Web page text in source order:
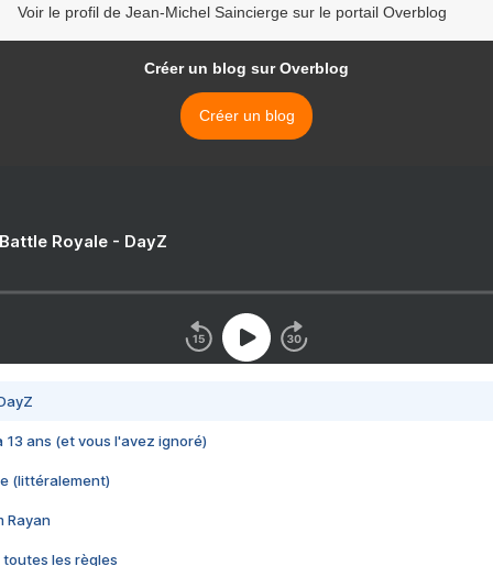
Voir le profil de Jean-Michel Saincierge sur le portail Overblog
Créer un blog sur Overblog
Créer un blog
Royale - DayZ
13 ans (et vous l'avez ignoré)
(littéralement)
Rayan
toutes les règles